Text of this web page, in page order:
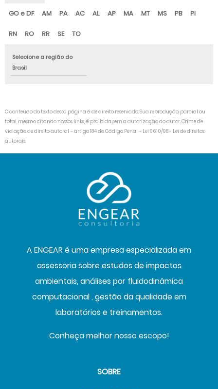
GO e DF AM PA AC AL AP MA MT MS PB PI
RN RO RR SE TO
Selecione a região do
Brasil
O conteúdo do texto desta página é de direito reservado. Sua reprodução, parcial ou
total, mesmo citando nossos links, é proibida sem a autorização do autor. Crime de
violação de direito autoral – artigo 184 do Código Penal – Lei 9610/98 - Lei de direitos
autorais.
A ENGEAR é uma empresa especializada em
assessoria sobre estudos de impactos
ambientais, análises por fluidodinâmica
computacional , gestão da qualidade em
laboratórios e treinamentos.
Conheça melhor nosso escopo!
SOBRE